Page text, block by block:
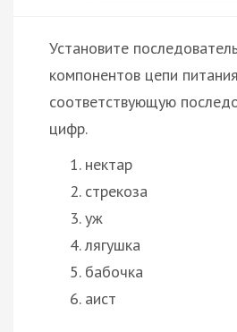
Установите
компонентов цепи
соответствующую
цифр.
нектар
стрекоза
уж
лягушка
бабочка
аист